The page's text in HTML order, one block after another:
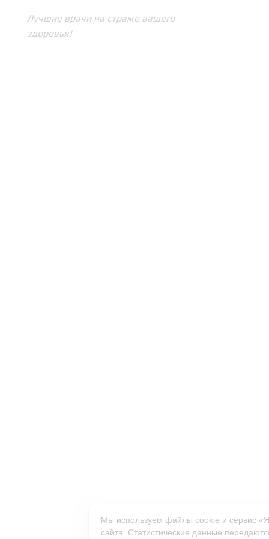
Лучшие врачи на страже вашего
здоровья!
Мы используем файлы cookie и сервис
сайта. Статистические данные